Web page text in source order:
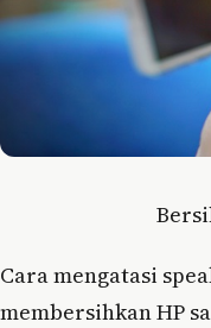
Cara mengatasi
membersihkan HP